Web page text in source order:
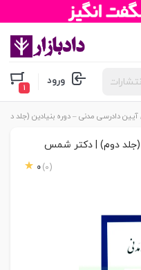
ورود
آیین دادرسی مدنی – دوره بنیادین (جلد
(جلد دوم) | دکتر شمس
0 (0)